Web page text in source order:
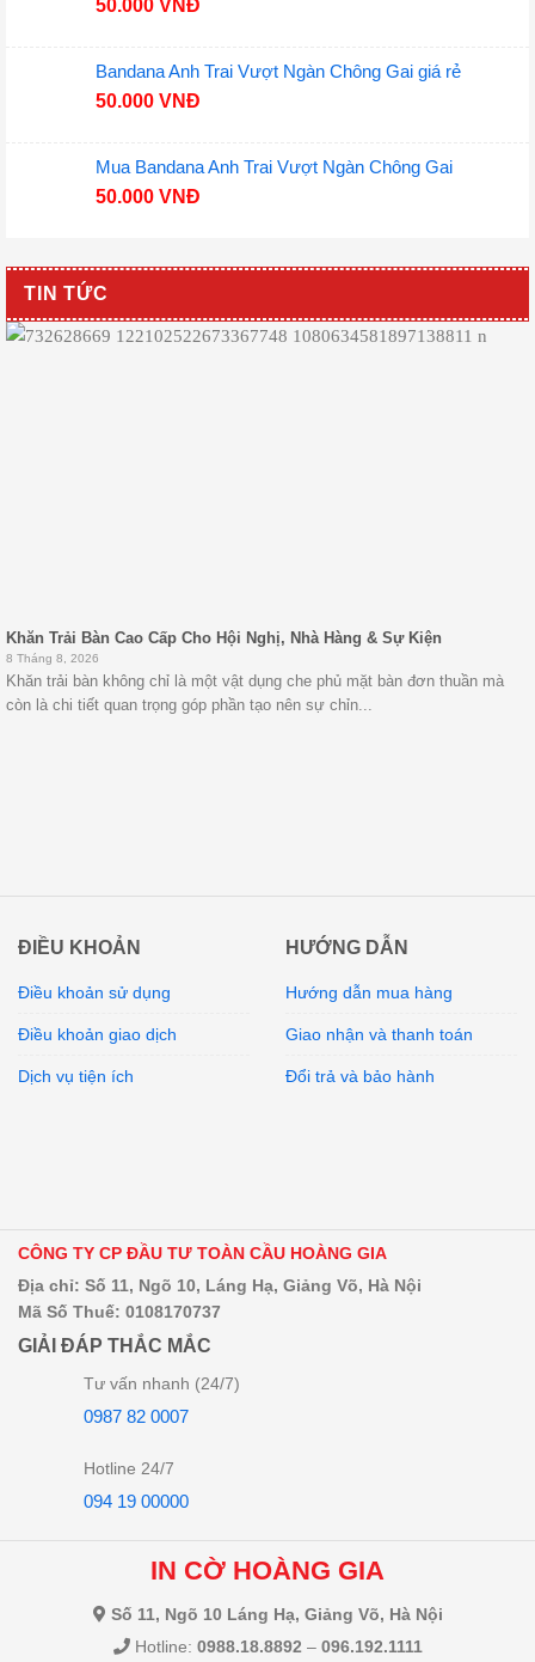
50.000 VNĐ
Bandana Anh Trai Vượt Ngàn Chông Gai giá rẻ
50.000 VNĐ
Mua Bandana Anh Trai Vượt Ngàn Chông Gai
50.000 VNĐ
TIN TỨC
Khăn Trải Bàn Cao Cấp Cho Hội Nghị, Nhà Hàng & Sự Kiện
8 Tháng 8, 2026
Khăn trải bàn không chỉ là một vật dụng che phủ mặt bàn đơn thuần mà
còn là chi tiết quan trọng góp phần tạo nên sự chỉn...
ĐIỀU KHOẢN
Điều khoản sử dụng
Điều khoản giao dịch
Dịch vụ tiện ích
HƯỚNG DẪN
Hướng dẫn mua hàng
Giao nhận và thanh toán
Đổi trả và bảo hành
CÔNG TY CP ĐẦU TƯ TOÀN CẦU HOÀNG GIA
Địa chỉ: Số 11, Ngõ 10, Láng Hạ, Giảng Võ, Hà Nội
Mã Số Thuế: 0108170737
GIẢI ĐÁP THẮC MẮC
Tư vấn nhanh (24/7)
0987 82 0007
Hotline 24/7
094 19 00000
IN CỜ HOÀNG GIA
Số 11, Ngõ 10 Láng Hạ, Giảng Võ, Hà Nội
Hotline: 0988.18.8892 – 096.192.1111